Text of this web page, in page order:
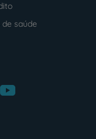
de saúde
Youtube